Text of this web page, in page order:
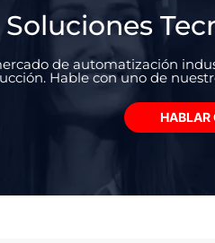
Soluciones
de automatización
Hable con uno de
HABLAR